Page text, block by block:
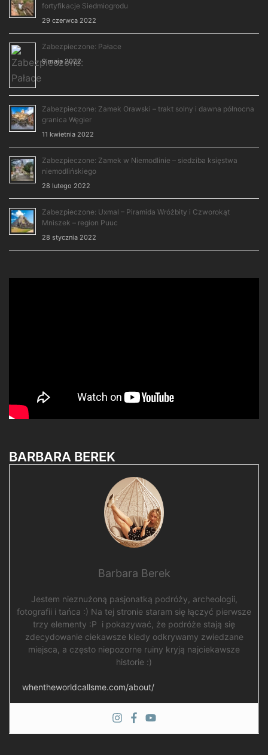
fortyfikacje Siedmiogrodu
29 czerwca 2022
Zabezpieczone: Pałace
9 maja 2022
Zabezpieczone: Zamek Orawski – trakt solny i dawna północna
granica Węgier
11 kwietnia 2022
Zabezpieczone: Zamek w Niemodlinie – siedziba księstwa
niemodlińskiego
28 lutego 2022
Zabezpieczone: Uxmal – Piramida Wróżbity i Czworokąt
Mniszek – region Puuc
28 stycznia 2022
BARBARA BEREK
Barbara Berek
Jestem nieznużoną pasjonatką podróży, archeologii,
fotografii i tańca :) Na tej stronie staram się łączyć pierwsze
trzy elementy :P i pokazywać, że podróże stają się
zdecydowanie ciekawsze kiedy odkrywamy zwiedzane
miejsca, a często niepozorne ruiny kryją najciekawsze
historie :)
whentheworldcallsme.com/about/